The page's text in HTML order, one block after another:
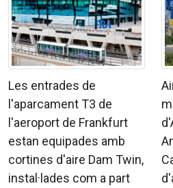
Les entrades de
l'aparcament T3 de
l'aeroport de Frankfurt
estan equipades amb
cortines d'aire Dam Twin,
instal·lades com a part